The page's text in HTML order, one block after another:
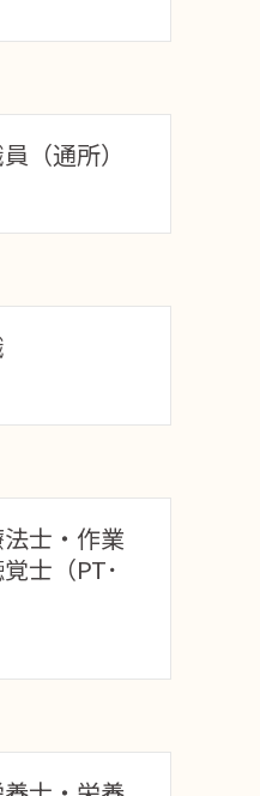
（通所）
士・作業
士（PT･